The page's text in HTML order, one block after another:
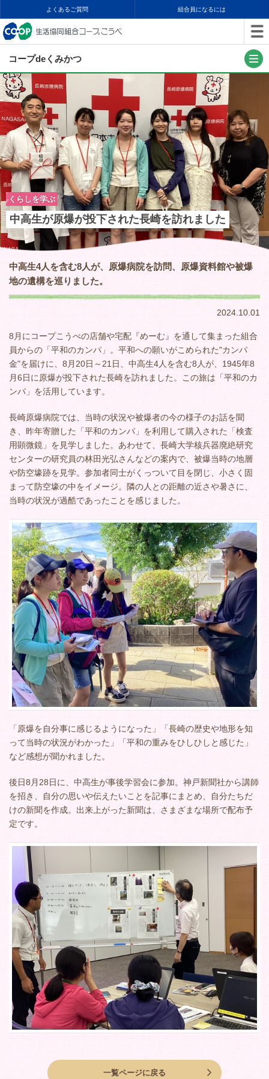
よくあるご質問 組合員になるには
コープdeくみかつ
くらしを学ぶ
中高生が原爆が投下された長崎を訪れました
中高生4人を含む8人が、原爆病院を訪問、原爆資料館や被爆
地の遺構を巡りました。
2024.10.01
8月にコープこうべの店舗や宅配『めーむ』を通して集まった組合
員からの「平和のカンパ」。平和への願いがこめられた"カンパ
金"を届けに、8月20日～21日、中高生4人を含む8人が、1945年8
月6日に原爆が投下された長崎を訪れました。この旅は「平和のカ
ンパ」を活用しています。
長崎原爆病院では、当時の状況や被爆者の今の様子のお話を聞
き、昨年寄贈した「平和のカンパ」を利用して購入された「検査
用顕微鏡」を見学しました。あわせて、長崎大学核兵器廃絶研究
センターの研究員の林田光弘さんなどの案内で、被爆当時の地層
や防空壕跡を見学。参加者同士がくっついて目を閉じ、小さく固
まって防空壕の中をイメージ。隣の人との距離の近さや暑さに、
当時の状況が過酷であったことを感じました。
「原爆を自分事に感じるようになった」「長崎の歴史や地形を知
って当時の状況がわかった」「平和の重みをひしひしと感じた」
など感想が聞かれました。
後日8月28日に、中高生が事後学習会に参加。神戸新聞社から講師
を招き、自分の思いや伝えたいことを記事にまとめ、自分たちだ
けの新聞を作成。出来上がった新聞は、さまざまな場所で配布予
定です。
一覧ページに戻る